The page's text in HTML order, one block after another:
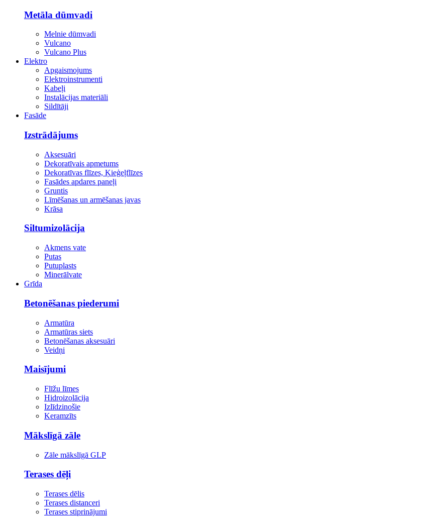
Metāla dūmvadi
Melnie dūmvadi
Vulcano
Vulcano Plus
Elektro
Apgaismojums
Elektroinstrumenti
Kabeļi
Instalācijas materiāli
Sildītāji
Fasāde
Izstrādājums
Aksesuāri
Dekoratīvais apmetums
Dekoratīvas flīzes, Ķieģeļflīzes
Fasādes apdares paneļi
Gruntis
Līmēšanas un armēšanas javas
Krāsa
Siltumizolācija
Akmens vate
Putas
Putuplasts
Minerālvate
Grīda
Betonēšanas piederumi
Armatūra
Armatūras siets
Betonēšanas aksesuāri
Veidņi
Maisījumi
Flīžu līmes
Hidroizolācija
Izlīdzinošie
Keramzīts
Mākslīgā zāle
Zāle mākslīgā GLP
Terases dēļi
Terases dēlis
Terases distanceri
Terases stiprinājumi